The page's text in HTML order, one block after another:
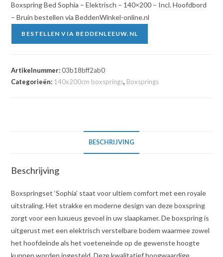
Boxspring Bed Sophia – Elektrisch – 140×200 – Incl. Hoofdbord
– Bruin bestellen via BeddenWinkel-online.nl
BESTELLEN VIA BEDDENLEEUW.NL
Artikelnummer:03b18bff2ab0
Categorieën: 140x200cm boxsprings, Boxsprings
BESCHRIJVING
Beschrijving
Boxspringset ‘Sophia’ staat voor ultiem comfort met een royale
uitstraling. Het strakke en moderne design van deze boxspring
zorgt voor een luxueus gevoel in uw slaapkamer. De boxspring is
uitgerust met een elektrisch verstelbare bodem waarmee zowel
het hoofdeinde als het voeteneinde op de gewenste hoogte